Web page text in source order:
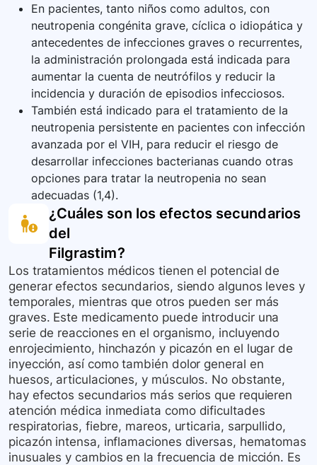
En pacientes, tanto niños como adultos, con
neutropenia congénita grave, cíclica o idiopática y
antecedentes de infecciones graves o recurrentes,
la administración prolongada está indicada para
aumentar la cuenta de neutrófilos y reducir la
incidencia y duración de episodios infecciosos.
También está indicado para el tratamiento de la
neutropenia persistente en pacientes con infección
avanzada por el VIH, para reducir el riesgo de
desarrollar infecciones bacterianas cuando otras
opciones para tratar la neutropenia no sean
adecuadas (1,4).
¿Cuáles son los efectos secundarios
del
Filgrastim?
Los tratamientos médicos tienen el potencial de
generar efectos secundarios, siendo algunos leves y
temporales, mientras que otros pueden ser más
graves. Este medicamento puede introducir una
serie de reacciones en el organismo, incluyendo
enrojecimiento, hinchazón y picazón en el lugar de
inyección, así como también dolor general en
huesos, articulaciones, y músculos. No obstante,
hay efectos secundarios más serios que requieren
atención médica inmediata como dificultades
respiratorias, fiebre, mareos, urticaria, sarpullido,
picazón intensa, inflamaciones diversas, hematomas
inusuales y cambios en la frecuencia de micción. Es